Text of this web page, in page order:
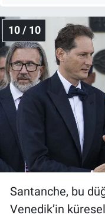
10 / 10
Santanche, bu
Venedik’in